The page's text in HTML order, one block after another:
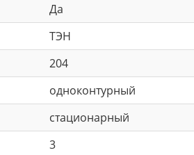
Да
ТЭН
204
одноконтурный
стационарный
3